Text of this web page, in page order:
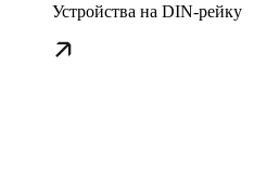
Устройства на DIN-рейку